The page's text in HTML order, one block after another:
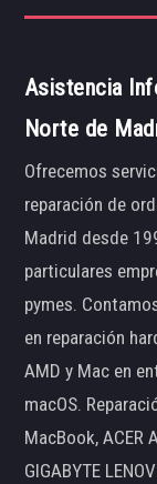
Asistencia
Norte de
Ofrecemos
reparación de
Madrid desde
particulares
pymes.
en reparación
AMD y Mac en
macOS.
MacBook, ACER
GIGABYTE